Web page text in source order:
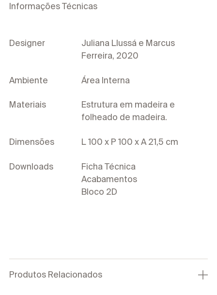
Informações Técnicas
Designer
Juliana Llussá e Marcus
Ferreira, 2020
Ambiente Área Interna
Materiais
Estrutura em madeira e
folheado de madeira.
Dimensões L 100 x P 100 x A 21,5 cm
Downloads
Ficha Técnica
Acabamentos
Bloco 2D
Produtos Relacionados